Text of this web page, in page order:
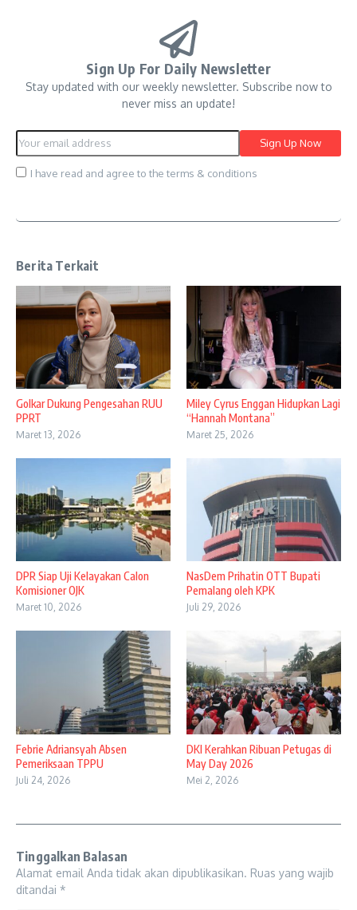
Sign Up For Daily Newsletter
Stay updated with our weekly newsletter. Subscribe now to
never miss an update!
I have read and agree to the terms & conditions
Berita Terkait
Golkar Dukung Pengesahan RUU
PPRT
Maret 13, 2026
Miley Cyrus Enggan Hidupkan Lagi
“Hannah Montana”
Maret 25, 2026
DPR Siap Uji Kelayakan Calon
Komisioner OJK
Maret 10, 2026
NasDem Prihatin OTT Bupati
Pemalang oleh KPK
Juli 29, 2026
Febrie Adriansyah Absen
Pemeriksaan TPPU
Juli 24, 2026
DKI Kerahkan Ribuan Petugas di
May Day 2026
Mei 2, 2026
Tinggalkan Balasan
Alamat email Anda tidak akan dipublikasikan. Ruas yang wajib
ditandai *